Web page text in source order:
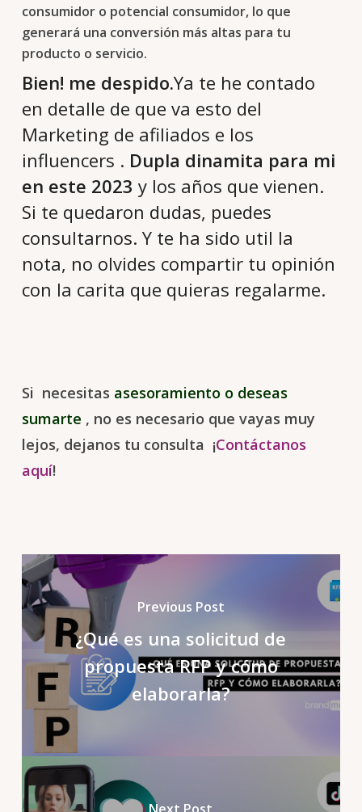
consumidor o potencial consumidor, lo que
generará una conversión más altas para tu
producto o servicio.
Bien! me despido.Ya te he contado
en detalle de que va esto del
Marketing de afiliados e los
influencers . Dupla dinamita para mi
en este 2023 y los años que vienen.
Si te quedaron dudas, puedes
consultarnos. Y te ha sido util la
nota, no olvides compartir tu opinión
con la carita que quieras regalarme.
Si necesitas asesoramiento o deseas
sumarte , no es necesario que vayas muy
lejos, dejanos tu consulta ¡Contáctanos
aquí!
Previous Post
¿Qué es una solicitud de
propuesta RFP y cómo
elaborarla?